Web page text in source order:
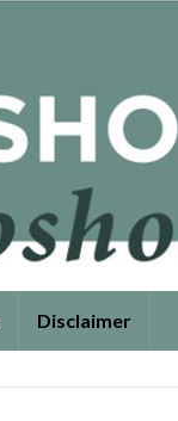
Disclaimer